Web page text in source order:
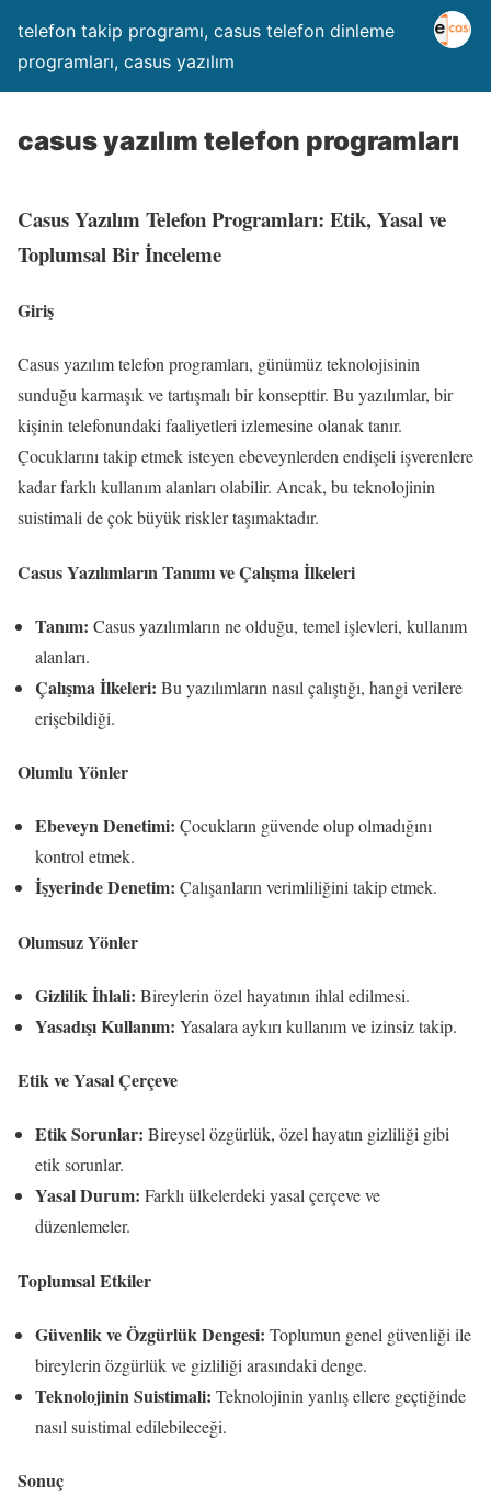
telefon takip programı, casus telefon dinleme
programları, casus yazılım
casus yazılım telefon programları
Casus Yazılım Telefon Programları: Etik, Yasal ve
Toplumsal Bir İnceleme
Giriş
Casus yazılım telefon programları, günümüz teknolojisinin
sunduğu karmaşık ve tartışmalı bir konsepttir. Bu yazılımlar, bir
kişinin telefonundaki faaliyetleri izlemesine olanak tanır.
Çocuklarını takip etmek isteyen ebeveynlerden endişeli işverenlere
kadar farklı kullanım alanları olabilir. Ancak, bu teknolojinin
suistimali de çok büyük riskler taşımaktadır.
Casus Yazılımların Tanımı ve Çalışma İlkeleri
Tanım: Casus yazılımların ne olduğu, temel işlevleri, kullanım
alanları.
Çalışma İlkeleri: Bu yazılımların nasıl çalıştığı, hangi verilere
erişebildiği.
Olumlu Yönler
Ebeveyn Denetimi: Çocukların güvende olup olmadığını
kontrol etmek.
İşyerinde Denetim: Çalışanların verimliliğini takip etmek.
Olumsuz Yönler
Gizlilik İhlali: Bireylerin özel hayatının ihlal edilmesi.
Yasadışı Kullanım: Yasalara aykırı kullanım ve izinsiz takip.
Etik ve Yasal Çerçeve
Etik Sorunlar: Bireysel özgürlük, özel hayatın gizliliği gibi
etik sorunlar.
Yasal Durum: Farklı ülkelerdeki yasal çerçeve ve
düzenlemeler.
Toplumsal Etkiler
Güvenlik ve Özgürlük Dengesi: Toplumun genel güvenliği ile
bireylerin özgürlük ve gizliliği arasındaki denge.
Teknolojinin Suistimali: Teknolojinin yanlış ellere geçtiğinde
nasıl suistimal edilebileceği.
Sonuç